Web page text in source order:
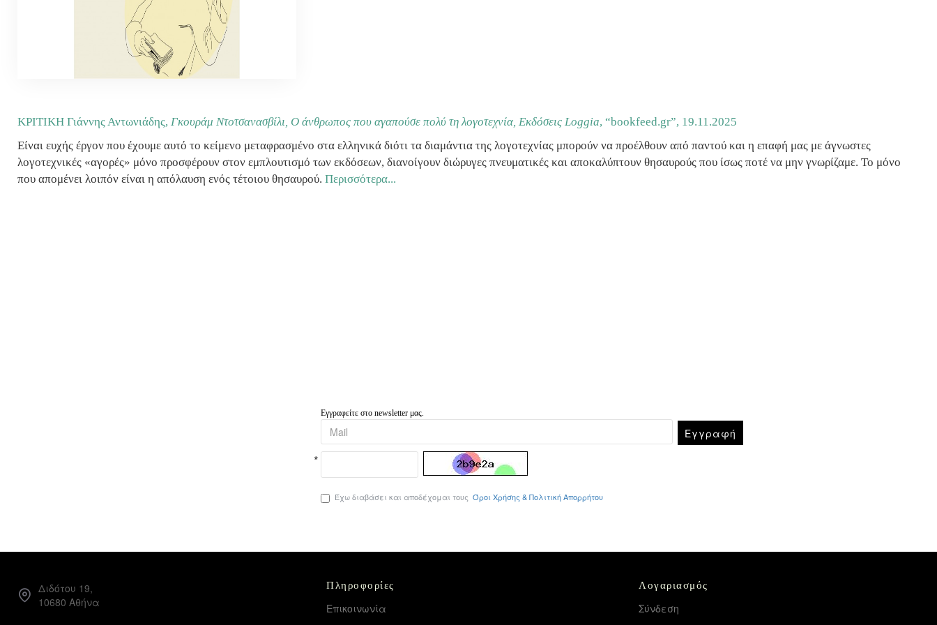
ΚΡΙΤΙΚΗ Γιάννης Αντωνιάδης, Γκουράμ Ντοτσανασβίλι, Ο άνθρωπος που αγαπούσε πολύ τη λογοτεχνία, Εκδόσεις Loggia, “bookfeed.gr”, 19.11.2025
Είναι ευχής έργον που έχουμε αυτό το κείμενο μεταφρασμένο στα ελληνικά διότι τα διαμάντια της λογοτεχνίας μπορούν να προέλθουν από παντού και η επαφή μας με άγνωστες
λογοτεχνικές «αγορές» μόνο προσφέρουν στον εμπλουτισμό των εκδόσεων, διανοίγουν διώρυγες πνευματικές και αποκαλύπτουν θησαυρούς που ίσως ποτέ να μην γνωρίζαμε. Το μόνο
που απομένει λοιπόν είναι η απόλαυση ενός τέτοιου θησαυρού. Περισσότερα...
Εγγραφείτε στο newsletter μας.
Εγγραφή
Έχω διαβάσει και αποδέχομαι τους Όροι Χρήσης & Πολιτική Απορρήτου
Διδότου 19,
10680 Αθήνα
Πληροφορίες
Επικοινωνία
Λογαριασμός
Σύνδεση